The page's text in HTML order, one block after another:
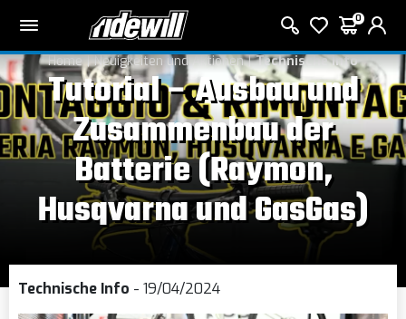
0
Home Neuigkeiten und Aktionen Technische Info
Tutorial – Ausbau und
Zusammenbau der
Batterie (Raymon,
Husqvarna und GasGas)
Technische Info - 19/04/2024